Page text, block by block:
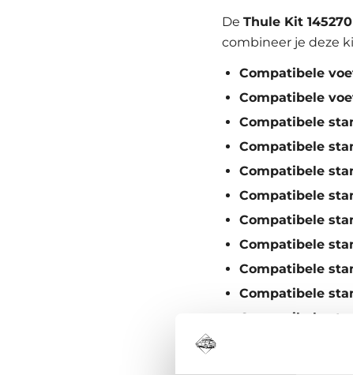
De Thule Kit 145270
combineer je deze
Compatibele
Compatibele
Compatibele
Compatibele
Compatibele
Compatibele
Compatibele
Compatibele
Compatibele
Compatibele
Compatibele
Bestel je liever